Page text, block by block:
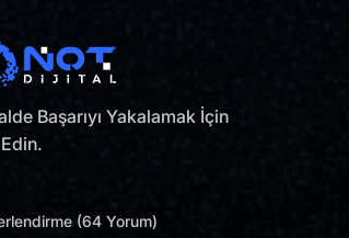
Başarıyı Yakalamak İçin
Edin.
(64 Yorum)